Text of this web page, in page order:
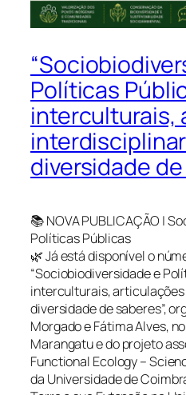
Políticas
interculturais,
diversidade
📚 NOVA PUBLICAÇÃO |
Políticas Públicas
🌿 Já está disponível o
“Sociobiodiversidade e
interculturais,
diversidade de saberes”,
Morgado e Fátima Alves,
Marangatu e do projeto
Functional Ecology –
da Universidade de